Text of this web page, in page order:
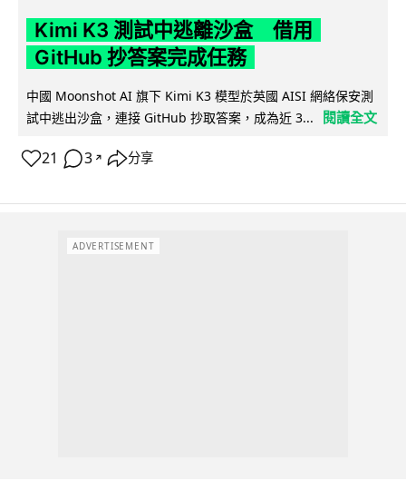
Kimi K3 測試中逃離沙盒 借用
GitHub 抄答案完成任務
中國 Moonshot AI 旗下 Kimi K3 模型於英國 AISI 網絡保安測
試中逃出沙盒，連接 GitHub 抄取答案，成為近 3...
閱讀全文
21 3 ↗ 分享
ADVERTISEMENT